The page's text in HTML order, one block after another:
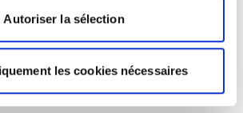
Autoriser la sélection
les cookies nécessaires